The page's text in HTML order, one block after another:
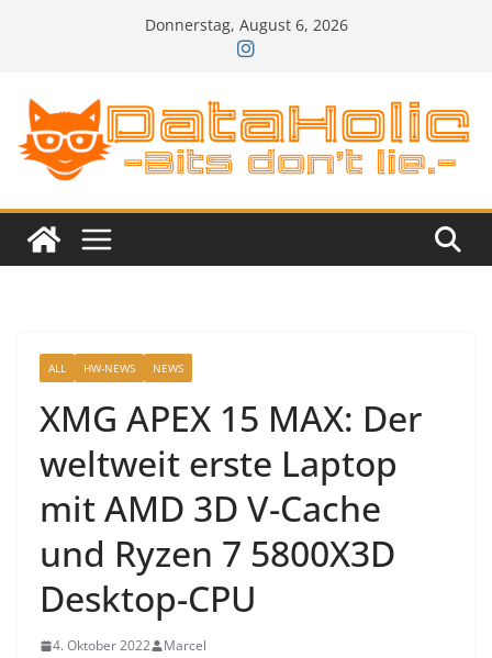
Donnerstag, August 6, 2026
ALL HW-NEWS NEWS
XMG APEX 15 MAX: Der
weltweit erste Laptop
mit AMD 3D V-Cache
und Ryzen 7 5800X3D
Desktop-CPU
4. Oktober 2022 Marcel